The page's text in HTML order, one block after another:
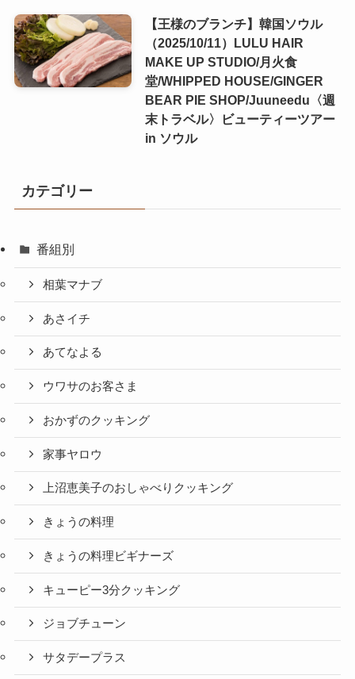
【王様のブランチ】韓国ソウル
（2025/10/11）LULU HAIR
MAKE UP STUDIO/月火食
堂/WHIPPED HOUSE/GINGER
BEAR PIE SHOP/Juuneedu〈週
末トラベル〉ビューティーツアー
in ソウル
カテゴリー
番組別
相葉マナブ
あさイチ
あてなよる
ウワサのお客さま
おかずのクッキング
家事ヤロウ
上沼恵美子のおしゃべりクッキング
きょうの料理
きょうの料理ビギナーズ
キューピー3分クッキング
ジョブチューン
サタデープラス